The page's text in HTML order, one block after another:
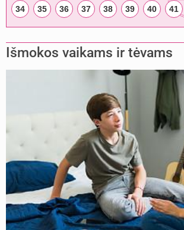
34 35 36 37 38 39 40 41
Išmokos vaikams ir tėvams